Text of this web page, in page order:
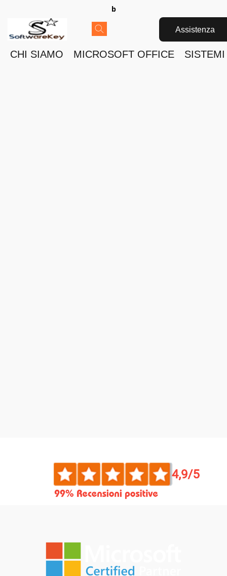
b
Assistenza
CHI SIAMO MICROSOFT OFFICE